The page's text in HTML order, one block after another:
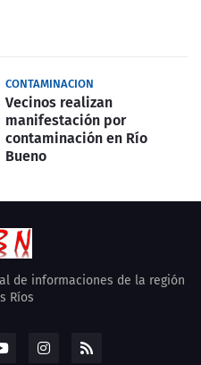
CONTAMINACION
Vecinos realizan
manifestación por
contaminación en Río
Bueno
de informaciones de la región
Ríos